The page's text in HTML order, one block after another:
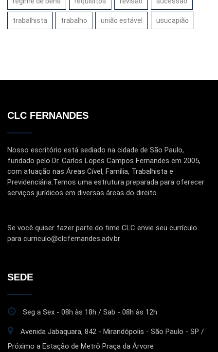
trabalhista trabalho união estável usucapião
CLC FERNANDES
Nosso escritório está sediado na cidade de São Paulo,
fundado pelo Dr. Carlos Lopes Campos Fernandes em 2005,
com atuação nas Áreas Cível, Família, Trabalhista e
Previdenciária.Temos uma estrutura preparada para oferecer
serviços jurídicos em diversas áreas do direito.
Se você quiser fazer parte do time CLC envie seu currículo
para curriculo@clcfernandes.adv.br
SEDE
Seg a Sex - 08h às 18h / Sab - 08h às 12h
Avenida Jabaquara, 842 - Mirandópolis - São Paulo - SP /
Próximo a Estação de Metrô Praça da Árvore